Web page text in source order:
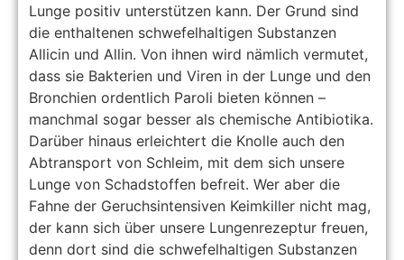
Lunge positiv unterstützen kann. Der Grund sind
die enthaltenen schwefelhaltigen Substanzen
Allicin und Allin. Von ihnen wird nämlich vermutet,
dass sie Bakterien und Viren in der Lunge und den
Bronchien ordentlich Paroli bieten können –
manchmal sogar besser als chemische Antibiotika.
Darüber hinaus erleichtert die Knolle auch den
Abtransport von Schleim, mit dem sich unsere
Lunge von Schadstoffen befreit. Wer aber die
Fahne der Geruchsintensiven Keimkiller nicht mag,
der kann sich über unsere Lungenrezeptur freuen,
denn dort sind die schwefelhaltigen Substanzen